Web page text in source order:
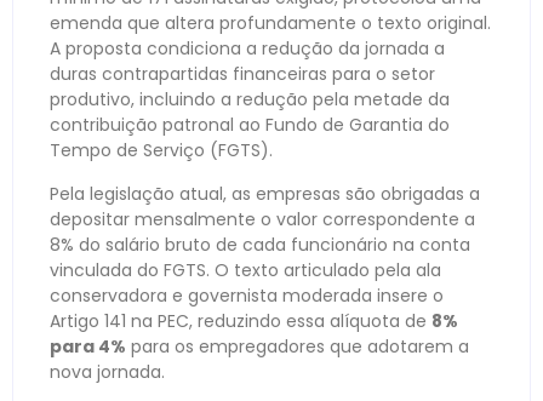
emenda que altera profundamente o texto original.
A proposta condiciona a redução da jornada a
duras contrapartidas financeiras para o setor
produtivo, incluindo a redução pela metade da
contribuição patronal ao Fundo de Garantia do
Tempo de Serviço (FGTS).
Pela legislação atual, as empresas são obrigadas a
depositar mensalmente o valor correspondente a
8% do salário bruto de cada funcionário na conta
vinculada do FGTS. O texto articulado pela ala
conservadora e governista moderada insere o
Artigo 141 na PEC, reduzindo essa alíquota de 8%
para 4% para os empregadores que adotarem a
nova jornada.